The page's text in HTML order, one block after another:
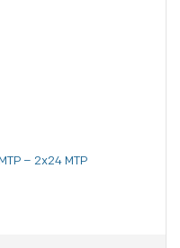
– 2x24 MTP